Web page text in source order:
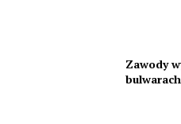
Zawody
bulwarach